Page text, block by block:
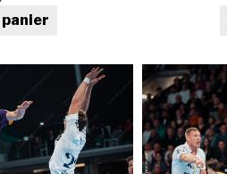
de sport au